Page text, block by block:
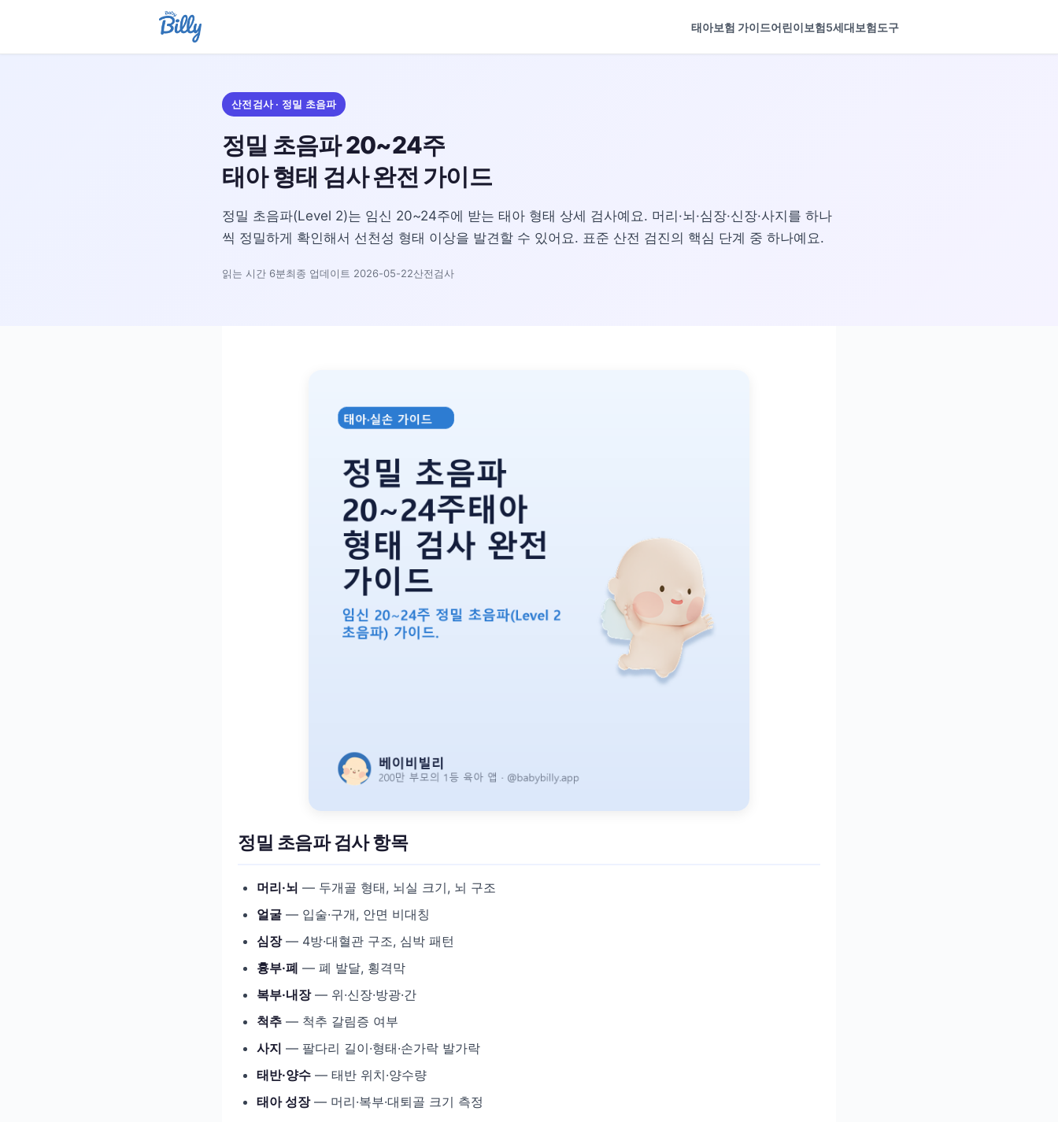
태아보험 가이드어린이보험5세대보험도구
산전검사 · 정밀 초음파
정밀 초음파 20~24주
태아 형태 검사 완전 가이드
정밀 초음파(Level 2)는 임신 20~24주에 받는 태아 형태 상세 검사예요. 머리·뇌·심장·신장·사지를 하나
씩 정밀하게 확인해서 선천성 형태 이상을 발견할 수 있어요. 표준 산전 검진의 핵심 단계 중 하나예요.
읽는 시간 6분최종 업데이트 2026-05-22산전검사
정밀 초음파 검사 항목
머리·뇌 — 두개골 형태, 뇌실 크기, 뇌 구조
얼굴 — 입술·구개, 안면 비대칭
심장— 4방·대혈관 구조, 심박 패턴
흉부·폐 — 폐 발달, 횡격막
복부·내장— 위·신장·방광·간
척추 — 척추 갈림증 여부
사지 — 팔다리 길이·형태·손가락 발가락
태반·양수 — 태반 위치·양수량
태아 성장— 머리·복부·대퇴골 크기 측정